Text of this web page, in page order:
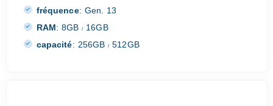
fréquence: Gen. 13
RAM: 8GB/ 16GB
capacité: 256GB/ 512GB